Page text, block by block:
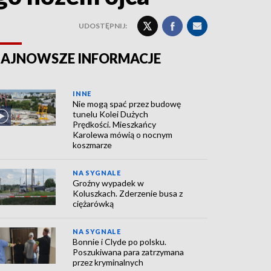
UDOSTĘPNIJ:
INFORMACJE
INNE
Nie mogą spać przez budowę
tunelu Kolei Dużych
Prędkości. Mieszkańcy
Karolewa mówią o nocnym
koszmarze
NA SYGNALE
Groźny wypadek w
Koluszkach. Zderzenie busa z
ciężarówką
NA SYGNALE
Bonnie i Clyde po polsku.
Poszukiwana para zatrzymana
przez kryminalnych